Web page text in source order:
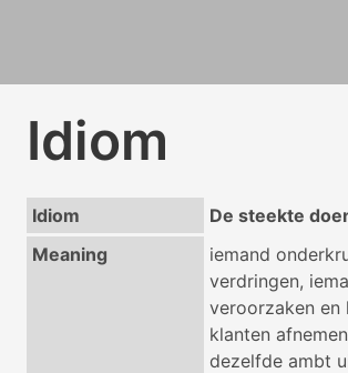
Idiom
Idiom
De steekte
Meaning
iemand
verdringen,
veroorzaken en
klanten
dezelfde ambt